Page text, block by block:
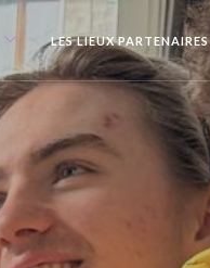
LES LIEUX PARTENAIRES